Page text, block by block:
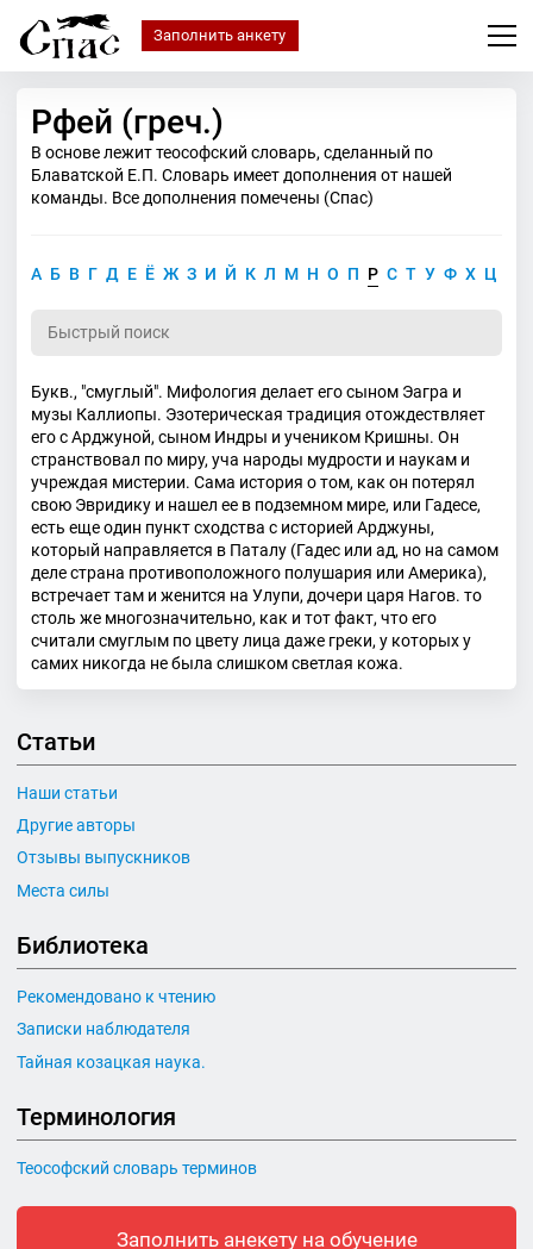
Заполнить анкету
Рфей (греч.)
В основе лежит теософский словарь, сделанный по
Блаватской Е.П. Словарь имеет дополнения от нашей
команды. Все дополнения помечены (Спас)
А Б В Г Д Е Ё Ж З И Й К Л М Н О П Р С Т У Ф Х Ц
Букв., "смуглый". Мифология делает его сыном Эагра и
музы Каллиопы. Эзотерическая традиция отождествляет
его с Арджуной, сыном Индры и учеником Кришны. Он
странствовал по миру, уча народы мудрости и наукам и
учреждая мистерии. Сама история о том, как он потерял
свою Эвридику и нашел ее в подземном мире, или Гадесе,
есть еще один пункт сходства с историей Арджуны,
который направляется в Паталу (Гадес или ад, но на самом
деле страна противоположного полушария или Америка),
встречает там и женится на Улупи, дочери царя Нагов. то
столь же многозначительно, как и тот факт, что его
считали смуглым по цвету лица даже греки, у которых у
самих никогда не была слишком светлая кожа.
Статьи
Наши статьи
Другие авторы
Отзывы выпускников
Места силы
Библиотека
Рекомендовано к чтению
Записки наблюдателя
Тайная козацкая наука.
Терминология
Теософский словарь терминов
Заполнить анекету на обучение